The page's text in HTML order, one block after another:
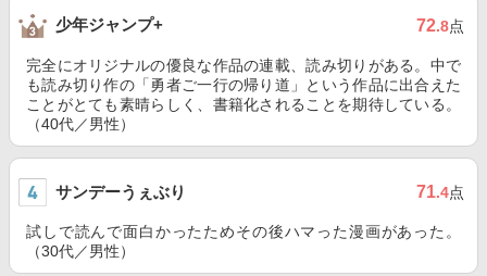
少年ジャンプ+ 72.8点
完全にオリジナルの優良な作品の連載、読み切りがある。中で
も読み切り作の「勇者ご一行の帰り道」という作品に出合えた
ことがとても素晴らしく、書籍化されることを期待している。
（40代／男性）
サンデーうぇぶり 71.4点
試しで読んで面白かったためその後ハマった漫画があった。
（30代／男性）